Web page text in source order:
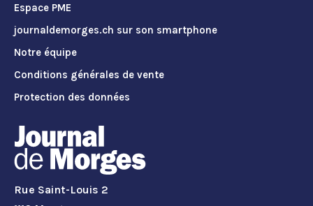
Espace PME
journaldemorges.ch sur son smartphone
Notre équipe
Conditions générales de vente
Protection des données
Rue Saint-Louis 2